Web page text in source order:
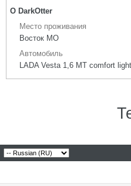
О DarkOtter
Место проживания
Восток МО
Автомобиль
LADA Vesta 1,6 МТ comfort light